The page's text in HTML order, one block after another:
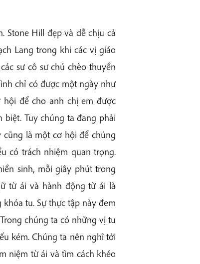
Stone Hill đẹp và dễ chịu cả
Lang trong khi các vị giáo
sư cô sư chú chèo thuyền
chỉ có được một ngày như
để cho anh chị em được
Tuy chúng ta đang phải
là một cơ hội để chúng
có trách nhiệm quan trọng.
sinh, mỗi giây phút trong
từ ái và hành động từ ái là
tu. Sự thực tập này đem
chúng ta có những vị tu
kém. Chúng ta nên nghĩ tới
niệm từ ái và tìm cách khéo